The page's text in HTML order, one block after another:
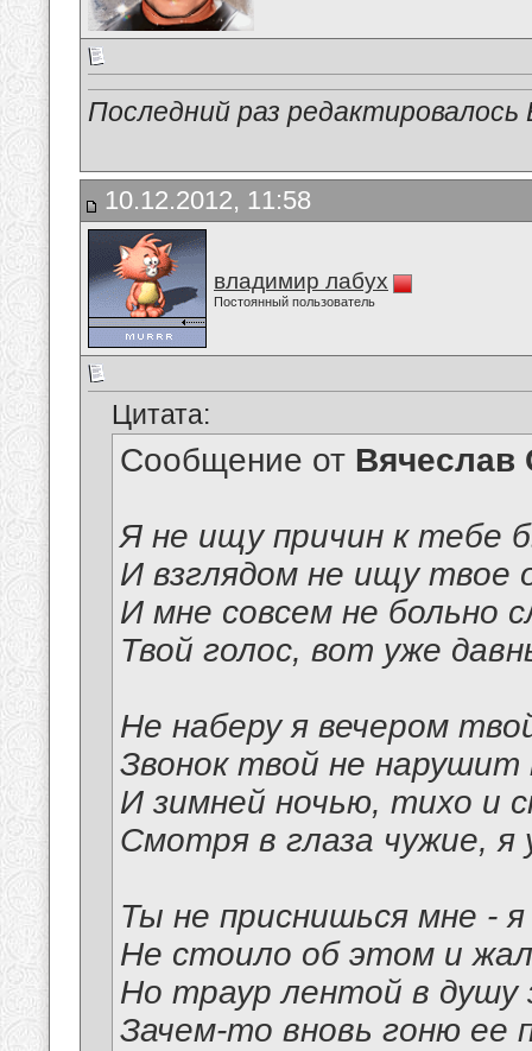
Последний раз
10.12.2012, 11:58
владимир лабух
Постоянный пользователь
Цитата:
Сообщение от Вячеслав
Я не ищу причин к тебе
И взглядом не ищу твое
И мне совсем не больно
Твой голос, вот уже
Не наберу я вечером
Звонок твой не
И зимней ночью, тихо и
Смотря в глаза чужие, я
Ты не приснишься мне -
Не стоило об этом и
Но траур лентой в душу
Зачем-то вновь гоню ее